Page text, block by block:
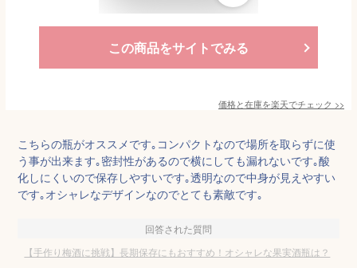
この商品をサイトでみる
価格と在庫を楽天でチェック >>
こちらの瓶がオススメです｡コンパクトなので場所を取らずに使
う事が出来ます｡密封性があるので横にしても漏れないです｡酸
化しにくいので保存しやすいです｡透明なので中身が見えやすい
です｡オシャレなデザインなのでとても素敵です｡
回答された質問
【手作り梅酒に挑戦】長期保存にもおすすめ！オシャレな果実酒瓶は？